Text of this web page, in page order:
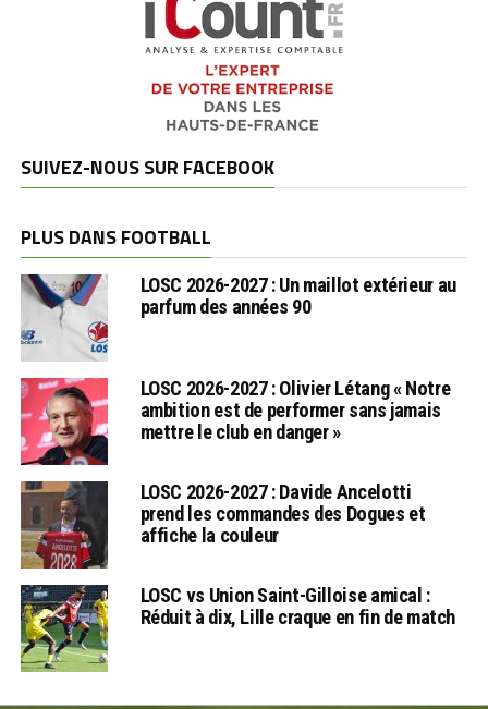
SUIVEZ-NOUS SUR FACEBOOK
PLUS DANS FOOTBALL
LOSC 2026-2027 : Un maillot extérieur au
parfum des années 90
LOSC 2026-2027 : Olivier Létang « Notre
ambition est de performer sans jamais
mettre le club en danger »
LOSC 2026-2027 : Davide Ancelotti
prend les commandes des Dogues et
affiche la couleur
LOSC vs Union Saint-Gilloise amical :
Réduit à dix, Lille craque en fin de match